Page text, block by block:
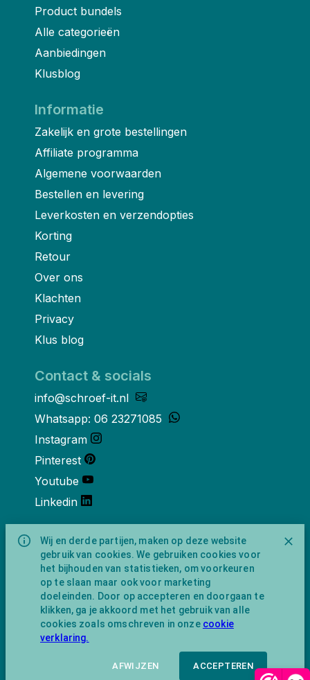
Wij en derde partijen, maken op deze website
gebruik van cookies. We gebruiken cookies voor
het bijhouden van statistieken, om voorkeuren
op te slaan maar ook voor marketing
doeleinden. Door op accepteren en doorgaan te
klikken, ga je akkoord met het gebruik van alle
cookies zoals omschreven in onze cookie
verklaring.
AFWIJZEN ACCEPTEREN
Product bundels
Alle categorieën
Aanbiedingen
Klusblog
Informatie
Zakelijk en grote bestellingen
Affiliate programma
Algemene voorwaarden
Bestellen en levering
Leverkosten en verzendopties
Korting
Retour
Over ons
Klachten
Privacy
Klus blog
Contact & socials
info@schroef-it.nl
Whatsapp: 06 23271085
Instagram
Pinterest
Youtube
Linkedin
Over ons
Schroef-it is een handelsnaam van
NewFeather B.V. geregisteerd onder KVK
nummer 91702593 met BTW-
identificatienummer NL865743009B01.
Postadres Amsterdamseweg 91 1422 AC
Uithoorn (geen bezoekadres).